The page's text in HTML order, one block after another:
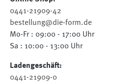
0441-21909-42
bestellung@die-form.de
Mo-Fr : 09:00 - 17:00 Uhr
Sa : 10:00 - 13:00 Uhr
Ladengeschäft:
0441-21909-0